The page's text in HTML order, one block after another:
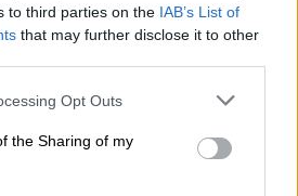
to third parties on the IAB’s List of
that may further disclose it to other
app uses one or more Google
usage behaviour. You may click to
Google and its third-party tags to
specified purposes in below Google
Opt Outs
the Sharing of my
ο Στάμος Τσάμης,
Τσακίρογλου,
Ξανθόπουλος,
Γιάννης Στάνκογλου,